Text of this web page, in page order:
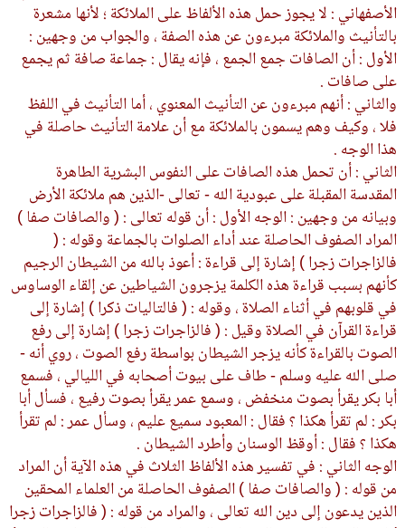
الأصفهاني : لا يجوز حمل هذه الألفاظ على الملائكة ؛ لأنها مشعرة
بالتأنيث والملائكة مبرءون عن هذه الصفة ، والجواب من وجهين :
الأول : أن الصافات جمع الجمع ، فإنه يقال : جماعة صافة ثم يجمع
على صافات .
والثاني : أنهم مبرءون عن التأنيث المعنوي ، أما التأنيث في اللفظ
فلا ، وكيف وهم يسمون بالملائكة مع أن علامة التأنيث حاصلة في
هذا الوجه .
الثاني : أن تحمل هذه الصافات على النفوس البشرية الطاهرة
المقدسة المقبلة على عبودية الله - تعالى -الذين هم ملائكة الأرض
وبيانه من وجهين : الوجه الأول : أن قوله تعالى : ( والصافات صفا )
المراد الصفوف الحاصلة عند أداء الصلوات بالجماعة وقوله : (
فالزاجرات زجرا ) إشارة إلى قراءة : أعوذ بالله من الشيطان الرجيم
كأنهم بسبب قراءة هذه الكلمة يزجرون الشياطين عن إلقاء الوساوس
في قلوبهم في أثناء الصلاة ، وقوله : ( فالتاليات ذكرا ) إشارة إلى
قراءة القرآن في الصلاة وقيل : ( فالزاجرات زجرا ) إشارة إلى رفع
الصوت بالقراءة كأنه يزجر الشيطان بواسطة رفع الصوت ، روي أنه -
صلى الله عليه وسلم - طاف على بيوت أصحابه في الليالي ، فسمع
أبا بكر يقرأ بصوت منخفض ، وسمع عمر يقرأ بصوت رفيع ، فسأل أبا
بكر : لم تقرأ هكذا ؟ فقال : المعبود سميع عليم ، وسأل عمر : لم تقرأ
هكذا ؟ فقال : أوقظ الوسنان وأطرد الشيطان .
الوجه الثاني : في تفسير هذه الألفاظ الثلاث في هذه الآية أن المراد
من قوله : ( والصافات صفا ) الصفوف الحاصلة من العلماء المحقين
الذين يدعون إلى دين الله تعالى ، والمراد من قوله : ( فالزاجرات زجرا